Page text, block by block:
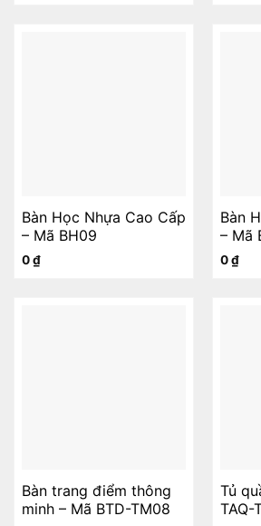
Bàn Học Nhựa Cao Cấp
– Mã BH09
0₫
Bàn
– Mã
0₫
Bàn trang điểm thông
minh – Mã BTD-TM08
Tủ
TAQ-